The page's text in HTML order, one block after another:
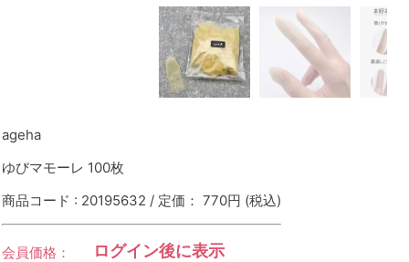
ageha
ゆびマモーレ 100枚
商品コード : 20195632 / 定価： 770円 (税込)
会員価格： ログイン後に表示